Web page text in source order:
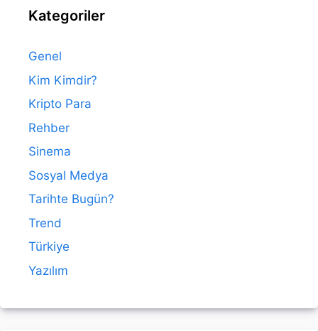
Kategoriler
Genel
Kim Kimdir?
Kripto Para
Rehber
Sinema
Sosyal Medya
Tarihte Bugün?
Trend
Türkiye
Yazılım